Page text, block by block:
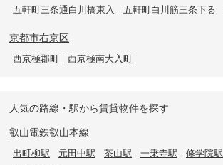
五軒町三条通白川橋東入
五軒町白川筋三条下る
京都市右京区
西京極郡町 西京極南大入町
人気の路線・駅から賃貸物件を探す
叡山電鉄叡山本線
出町柳駅 元田中駅 茶山駅 一乗寺駅 修学院駅